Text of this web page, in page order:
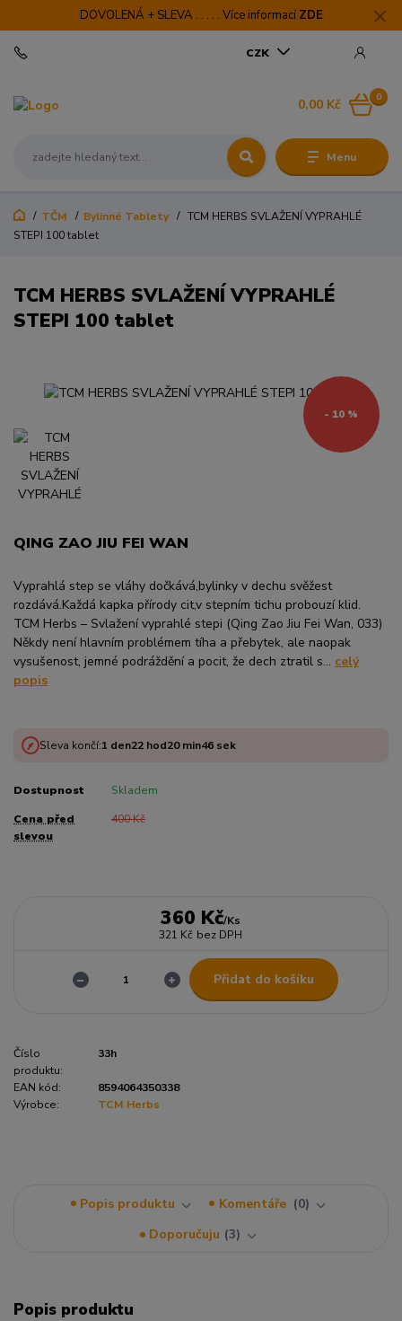
DOVOLENÁ + SLEVA . . . . . Více informací ZDE
Menu
CZK
0
0,00 Kč
TČM Bylinné Tablety
TCM HERBS SVLAŽENÍ VYPRAHLÉ
STEPI 100 tablet
TCM HERBS SVLAŽENÍ VYPRAHLÉ
STEPI 100 tablet
- 10 %
QING ZAO JIU FEI WAN
Vyprahlá step se vláhy dočkává,bylinky v dechu svěžest
rozdává.Každá kapka přírody cit,v stepním tichu probouzí klid.
TCM Herbs – Svlažení vyprahlé stepi (Qing Zao Jiu Fei Wan, 033)
Někdy není hlavním problémem tíha a přebytek, ale naopak
vysušenost, jemné podráždění a pocit, že dech ztratil s... celý
popis
Sleva končí:1 den22hod20min46sek
Dostupnost Skladem
Cena před
slevou
400 Kč
360 Kč/Ks
321 Kč bez DPH
Přidat do košíku
Číslo
produktu:
33h
EAN kód:
8594064350338
Výrobce:
TCM Herbs
Popis produktu Komentáře
0
Doporučuju 3
Popis produktu